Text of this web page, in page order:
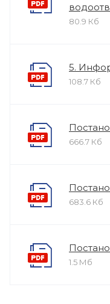
80.9 Кб
5.
108.7 Кб
666.7 Кб
683.6 Кб
1.5 Мб